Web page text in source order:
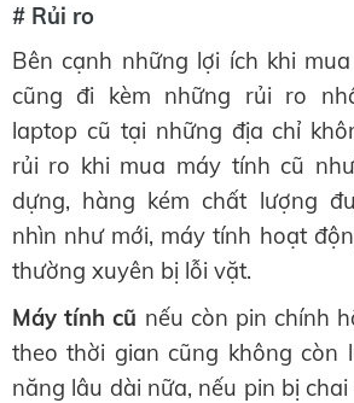
# Rủi ro
Bên cạnh những lợi ích khi
cũng đi kèm những rủi ro
laptop cũ tại những địa chỉ
rủi ro khi mua máy tính cũ
dựng, hàng kém chất lượng
nhìn như mới, máy tính hoạt
thường xuyên bị lỗi vặt.
Máy tính cũ nếu còn pin chính
theo thời gian cũng không còn
năng lâu dài nữa, nếu pin bị